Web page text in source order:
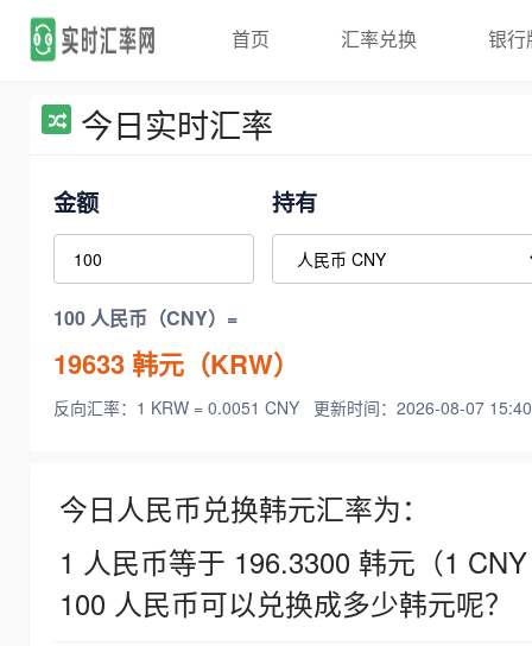
首页 汇率兑换 银行
今日实时汇率
金额 持有
100 人民币（CNY）=
19633韩元（KRW）
反向汇率：1 KRW = 0.0051 CNY 更新时间：2026-08-07
今日人民币兑换韩元汇率为：
1 人民币等于 196.3300 韩元（1
100 人民币可以兑换成多少韩元呢？